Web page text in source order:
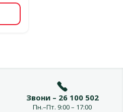
Звони – 26 100 502
Пн.–Пт. 9:00 – 17:00